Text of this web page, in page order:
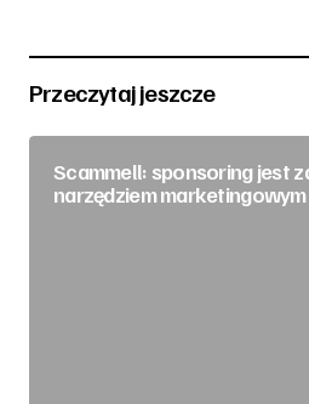
Przeczytaj jeszcze
Scammell: sponsoring jest
narzędziem marketingowym